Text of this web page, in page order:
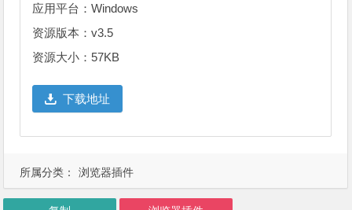
应用平台：Windows
资源版本：v3.5
资源大小：57KB
下载地址
所属分类： 浏览器插件